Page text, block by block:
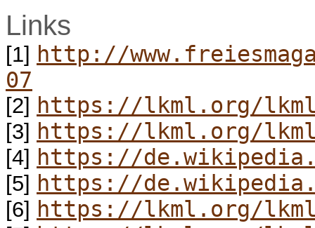
Links
[1] http://
07
[2] https://lkml.org/
[3] https://lkml.org/
[4] https://
[5] https://
[6] https://lkml.org/